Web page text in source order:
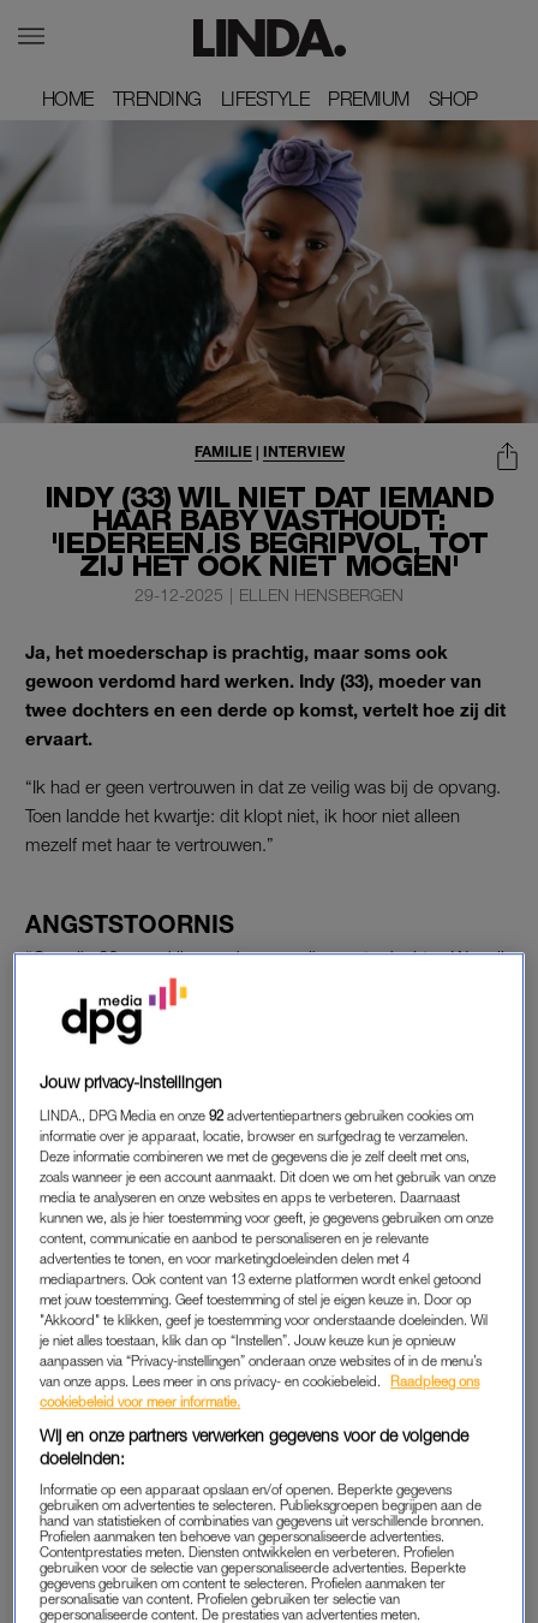
HOME
HOME TRENDING
TRENDING LIFESTYLE
LIFESTYLE PREMIUM
PREMIUM SHOP
SHOP
INDY (33) WIL NIET DAT IEMAND
HAAR BABY VASTHOUDT:
'IEDEREEN IS BEGRIPVOL, TOT
ZIJ HET ÓÓK NIET MOGEN'
FAMILIE| INTERVIEW
29-12-2025 | ELLEN HENSBERGEN
Ja, het moederschap is prachtig, maar soms ook
gewoon verdomd hard werken. Indy (33), moeder van
twee dochters en een derde op komst, vertelt hoe zij dit
ervaart.
“Ik had er geen vertrouwen in dat ze veilig was bij de opvang.
Toen landde het kwartje: dit klopt niet, ik hoor niet alleen
mezelf met haar te vertrouwen.”
ANGSTSTOORNIS
“Op mijn 26e werd ik moeder van mijn eerste dochter. Waar ik
altijd vond dat je op kraamvisite gaat om de baby vast te
houden, gebeurde er iets toen ik zélf een baby kreeg. Eigenlijk
moest iedereen van haar afblijven. Oké, haar vader mocht
haar oppakken, maar verder? Zodra ze in iemands armen lag
angststoornis: ik was extreem bang om haar te verliezen.
Ik gaf haar wel aan visite, maar ging daarmee eigenlijk continu
over mijn eigen grens heen. Ik heb wel een paar keer mijn
man gebeld toen hij aan het werk was, huilend: ‘Je moet de
visite afbellen, straks willen ze haar vasthouden’. Ik was bang
dat ze haar zouden laten vallen, dat iets mis zou lopen en ze
dood zou gaan.
Die angst had ik ook als ik beneden zat en zij boven lag te
slapen. Elk kwartier wilde ik even kijken of ze nog ademde. In
mijn hoofd had ik hele scenario’s klaar: niet schrikken als ze
blauw is, eerst beademen, dán reanimeren.”
Jennie: 'Ik vind het écht
verschrikkelijk als andere
kinderen bij ons thuis spelen'
Jouw privacy-instellingen
LINDA., DPG Media en onze92 advertentiepartners gebruiken cookies om
informatie over je apparaat, locatie, browser en surfgedrag te verzamelen.
Deze informatie combineren we met de gegevens die je zelf deelt met ons,
zoals wanneer je een account aanmaakt. Dit doen we om het gebruik van onze
media te analyseren en onze websites en apps te verbeteren. Daarnaast
kunnen we, als je hier toestemming voor geeft, je gegevens gebruiken om onze
content, communicatie en aanbod te personaliseren en je relevante
advertenties te tonen, en voor marketingdoeleinden delen met 4
mediapartners. Ook content van 13 externe platformen wordt enkel getoond
met jouw toestemming. Geef toestemming of stel je eigen keuze in. Door op
"Akkoord" te klikken, geef je toestemming voor onderstaande doeleinden. Wil
je niet alles toestaan, klik dan op “Instellen”. Jouw keuze kun je opnieuw
aanpassen via “Privacy-instellingen” onderaan onze websites of in de menu’s
van onze apps. Lees meer in ons privacy- en cookiebeleid.
Raadpleeg ons
cookiebeleid voor meer informatie.
Wij en onze partners verwerken gegevens voor de volgende
doeleinden:
Informatie op een apparaat opslaan en/of openen. Beperkte gegevens
gebruiken om advertenties te selecteren. Publieksgroepen begrijpen aan de
hand van statistieken of combinaties van gegevens uit verschillende bronnen.
Profielen aanmaken ten behoeve van gepersonaliseerde advertenties.
Contentprestaties meten. Diensten ontwikkelen en verbeteren. Profielen
gebruiken voor de selectie van gepersonaliseerde advertenties. Beperkte
gegevens gebruiken om content te selecteren. Profielen aanmaken ter
personalisatie van content. Profielen gebruiken ter selectie van
gepersonaliseerde content. De prestaties van advertenties meten.